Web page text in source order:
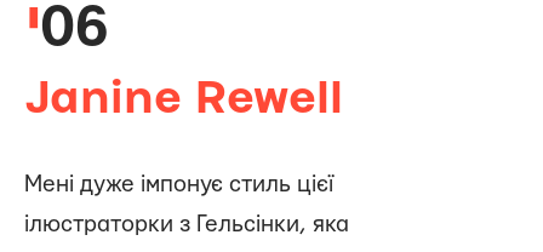
06
Janine Rewell
Мені дуже імпонує стиль цієї
ілюстраторки з Гельсінки, яка